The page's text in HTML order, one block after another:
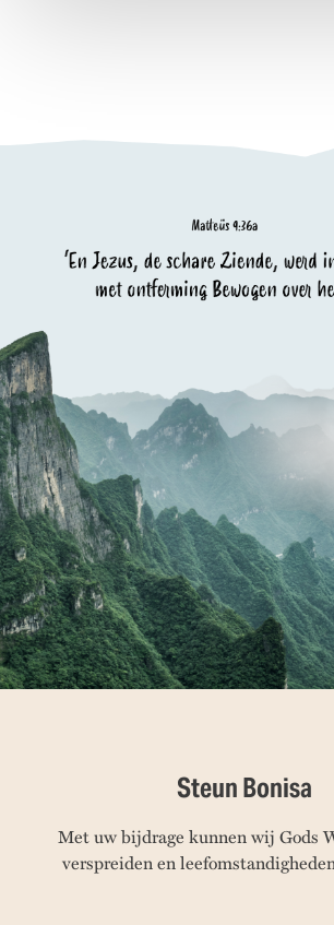
Steun Bonisa
Met uw bijdrage kunnen wij Gods
verspreiden en